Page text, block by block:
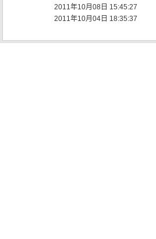
2011年10月08日 15:45:27
2011年10月04日 18:35:37